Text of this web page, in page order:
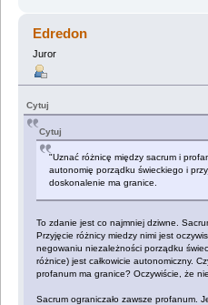
Edredon
Juror
Cytuj
Cytuj
"Uznać różnicę między sacrum i
autonomię porządku świeckiego i
doskonalenie ma granice.
To zdanie jest co najmniej dziwne.
Przyjęcie różnicy miedzy nimi jest
negowaniu niezależności porządku
różnice) jest całkowicie autonomiczny.
profanum ma granice? Oczywiście, że
Sacrum ograniczało zawsze profanum.